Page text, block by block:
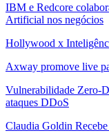
IBM e Redcore
Artificial nos negócios
Hollywood x
Axway promove live
Vulnerabilidade Zero-
ataques DDoS
Claudia Goldin